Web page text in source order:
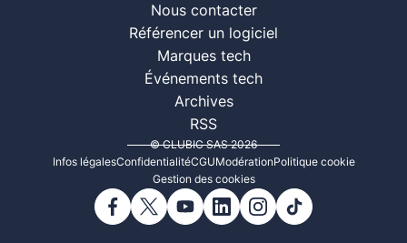
Nous contacter
Référencer un logiciel
Marques tech
Événements tech
Archives
RSS
© CLUBIC SAS 2026
Infos légalesConfidentialitéCGUModérationPolitique cookie
Gestion des cookies